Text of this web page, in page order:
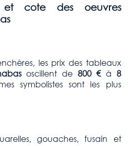
et cote des oeuvres
les prix des tableaux
oscillent de 800€à 8
symbolistes sont les plus
gouaches, fusain et